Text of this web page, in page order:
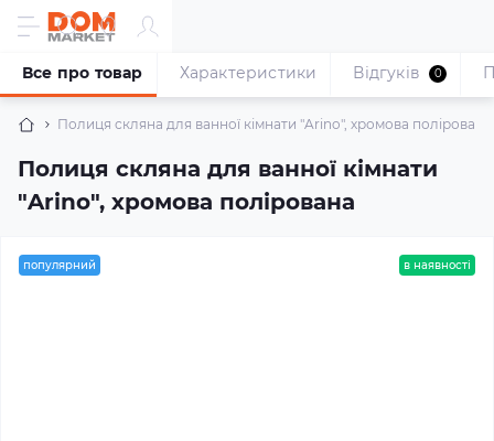
Полиця скляна для ванної кімнати "Arino", хромова полірована
Полиця скляна для ванної кімнати
"Arino", хромова полірована
Все про товар Характеристики Відгуків 0
популярний в наявності